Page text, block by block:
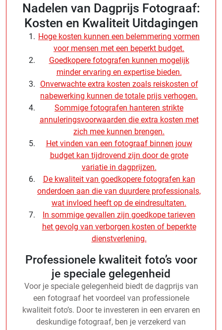
Nadelen van Dagprijs Fotograaf:
Kosten en Kwaliteit Uitdagingen
Hoge kosten kunnen een belemmering vormen
voor mensen met een beperkt budget.
Goedkopere fotografen kunnen mogelijk
minder ervaring en expertise bieden.
Onverwachte extra kosten zoals reiskosten of
nabewerking kunnen de totale prijs verhogen.
Sommige fotografen hanteren strikte
annuleringsvoorwaarden die extra kosten met
zich mee kunnen brengen.
Het vinden van een fotograaf binnen jouw
budget kan tijdrovend zijn door de grote
variatie in dagprijzen.
De kwaliteit van goedkopere fotografen kan
onderdoen aan die van duurdere professionals,
wat invloed heeft op de eindresultaten.
In sommige gevallen zijn goedkope tarieven
het gevolg van verborgen kosten of beperkte
dienstverlening.
Professionele kwaliteit foto’s voor
je speciale gelegenheid
Voor je speciale gelegenheid biedt de dagprijs van
een fotograaf het voordeel van professionele
kwaliteit foto’s. Door te investeren in een ervaren en
deskundige fotograaf, ben je verzekerd van